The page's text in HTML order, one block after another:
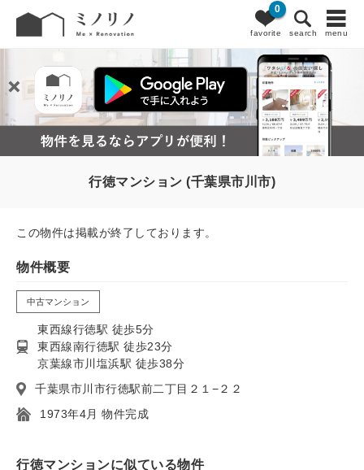
favorite
0
search menu
行徳マンション (千葉県市川市)
この物件は掲載が終了しております。
物件概要
中古マンション
東西線行徳駅 徒歩5分
東西線南行徳駅 徒歩23分
京葉線市川塩浜駅 徒歩38分
千葉県市川市行徳駅前二丁目２１−２２
1973年4月 物件完成
行徳マンションに似ている物件